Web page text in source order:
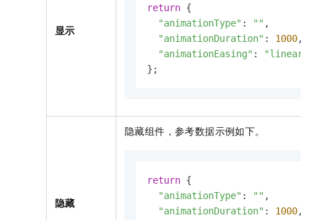
显示
return {
"animationType" : "" ,
"animationDuration" : 1000,
"animationEasing" :
"linear"
};
隐藏
隐藏组件，参考数据示例如下。
return {
"animationType" : "" ,
"animationDuration" : 1000,